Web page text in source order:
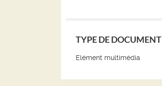
TYPE DE DOCUMENT
Elément multimédia